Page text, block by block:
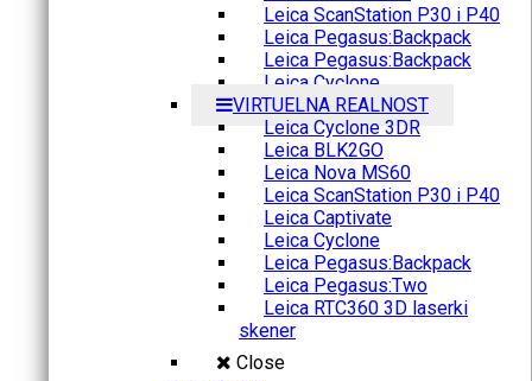
Leica ScanStation P30 i P40
Leica Pegasus:Backpack
Leica Pegasus:Backpack
Leica Cyclone
VIRTUELNA REALNOST
Leica Cyclone 3DR
Leica BLK2GO
Leica Nova MS60
Leica ScanStation P30 i P40
Leica Captivate
Leica Cyclone
Leica Pegasus:Backpack
Leica Pegasus:Two
Leica RTC360 3D laserki
skener
Close